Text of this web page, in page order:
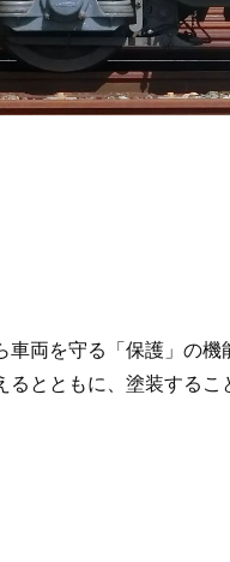
両を守る「保護」の
とともに、塗装する